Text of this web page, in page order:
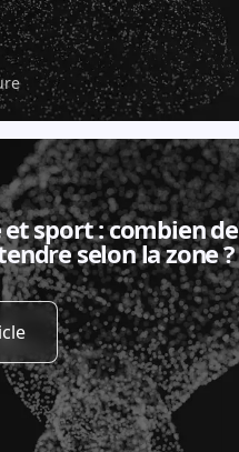
sport : combien de
selon la zone ?